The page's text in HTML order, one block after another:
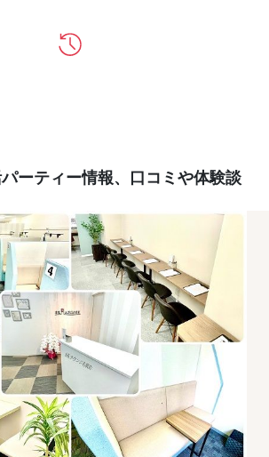
プ
ーティー情報、口コミや体験談